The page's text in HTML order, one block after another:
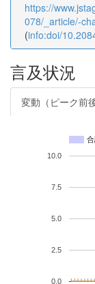
https://
078/_article/-
(info:doi/
言及状況
変動（ピーク前後
0.0
2.5
5.0
7.5
10.0